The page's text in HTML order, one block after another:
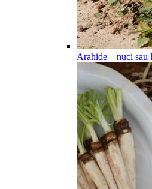
Arahide – nuci sau